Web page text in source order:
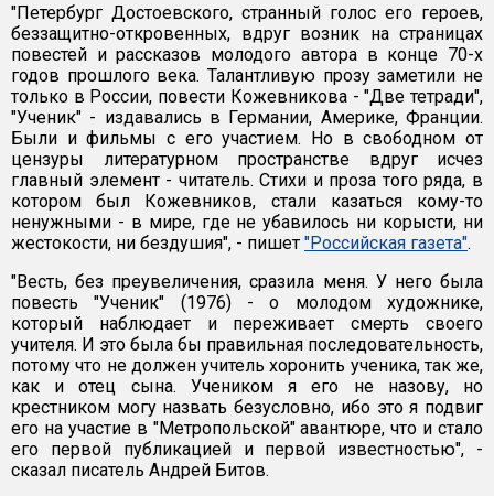
"Петербург Достоевского, странный голос его героев,
беззащитно-откровенных, вдруг возник на страницах
повестей и рассказов молодого автора в конце 70-х
годов прошлого века. Талантливую прозу заметили не
только в России, повести Кожевникова - "Две тетради",
"Ученик" - издавались в Германии, Америке, Франции.
Были и фильмы с его участием. Но в свободном от
цензуры литературном пространстве вдруг исчез
главный элемент - читатель. Стихи и проза того ряда, в
котором был Кожевников, стали казаться кому-то
ненужными - в мире, где не убавилось ни корысти, ни
жестокости, ни бездушия", - пишет "Российская газета".
"Весть, без преувеличения, сразила меня. У него была
повесть "Ученик" (1976) - о молодом художнике,
который наблюдает и переживает смерть своего
учителя. И это была бы правильная последовательность,
потому что не должен учитель хоронить ученика, так же,
как и отец сына. Учеником я его не назову, но
крестником могу назвать безусловно, ибо это я подвиг
его на участие в "Метропольской" авантюре, что и стало
его первой публикацией и первой известностью", -
сказал писатель Андрей Битов.